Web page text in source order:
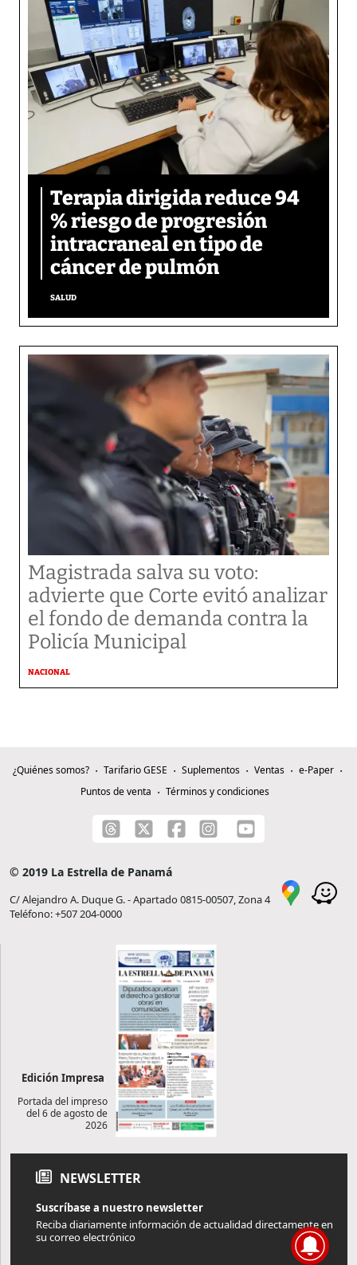
Terapia dirigida reduce 94
% riesgo de progresión
intracraneal en tipo de
cáncer de pulmón
SALUD
Magistrada salva su voto:
advierte que Corte evitó analizar
el fondo de demanda contra la
Policía Municipal
NACIONAL
¿Quiénes somos? Tarifario GESE Suplementos Ventas
e-Paper
Puntos de venta
Términos y condiciones
© 2019 La Estrella de Panamá
C/ Alejandro A. Duque G. - Apartado 0815-00507, Zona 4
Teléfono: +507 204-0000
Edición Impresa
Portada del impreso
del 6 de agosto de
2026
NEWSLETTER
Suscríbase a nuestro newsletter
Reciba diariamente información de actualidad directamente en
su correo electrónico